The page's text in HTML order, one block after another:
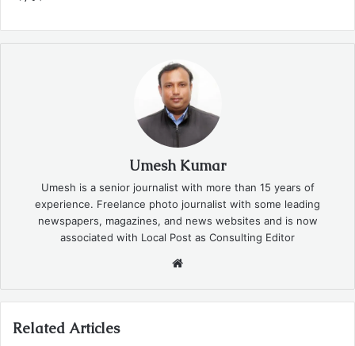
Umesh Kumar
Umesh is a senior journalist with more than 15 years of
experience. Freelance photo journalist with some leading
newspapers, magazines, and news websites and is now
associated with Local Post as Consulting Editor
Related Articles